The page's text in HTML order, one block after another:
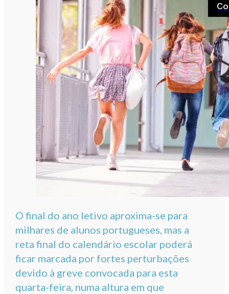
O final do ano letivo aproxima-se para
milhares de alunos portugueses, mas a
reta final do calendário escolar poderá
ficar marcada por fortes perturbações
devido à greve convocada para esta
quarta-feira, numa altura em que